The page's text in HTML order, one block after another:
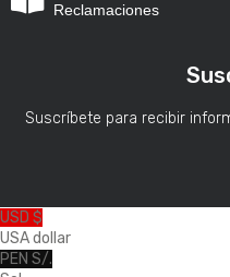
Reclamaciones
Suscríbete para recibir
USD $
USA dollar
PEN S/.